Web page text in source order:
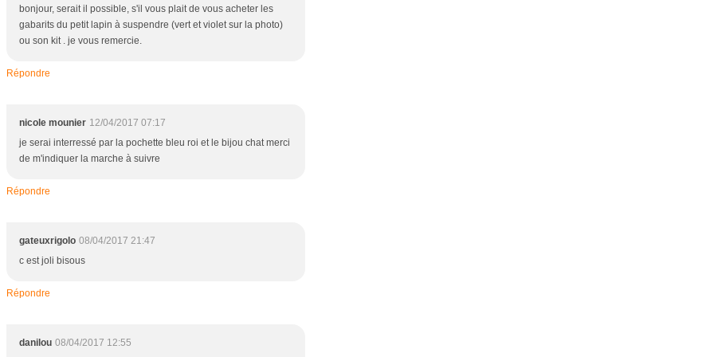
bonjour, serait il possible, s'il vous plait de vous acheter les
gabarits du petit lapin à suspendre (vert et violet sur la photo)
ou son kit . je vous remercie.
Répondre
nicole mounier 12/04/2017 07:17
je serai interressé par la pochette bleu roi et le bijou chat merci
de m'indiquer la marche à suivre
Répondre
gateuxrigolo 08/04/2017 21:47
c est joli bisous
Répondre
danilou 08/04/2017 12:55